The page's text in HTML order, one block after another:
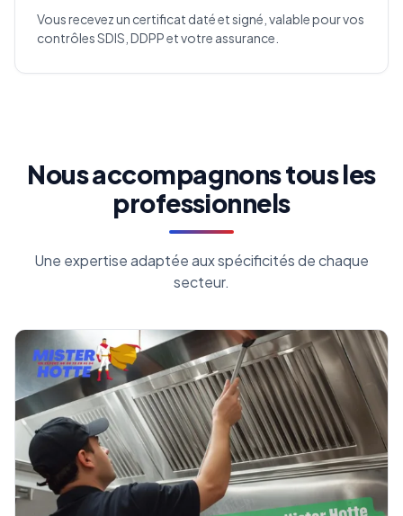
Vous recevez un certificat daté et signé, valable pour vos
contrôles SDIS, DDPP et votre assurance.
Nous accompagnons tous les
professionnels
Une expertise adaptée aux spécificités de chaque
secteur.